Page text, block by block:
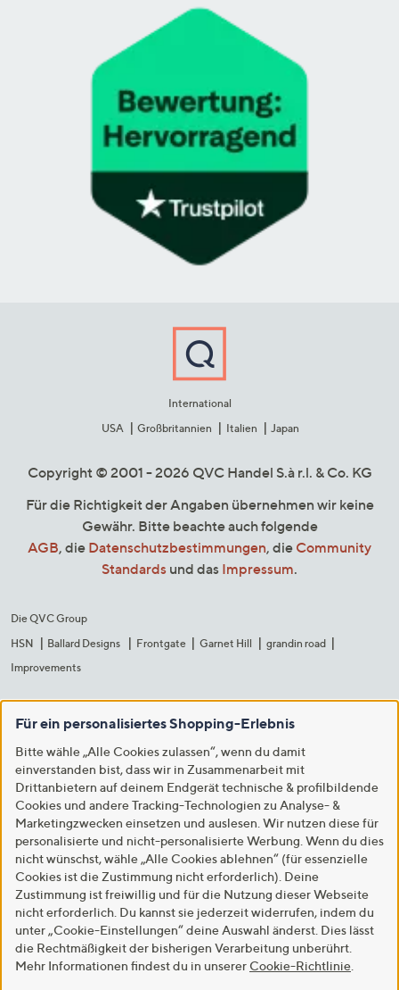
International
USA
Großbritannien Italien Japan
Copyright © 2001 - 2026 QVC Handel S.à r.l. & Co. KG
Für die Richtigkeit der Angaben übernehmen wir keine
Gewähr. Bitte beachte auch folgende
AGB, die Datenschutzbestimmungen, die Community
Standards und das Impressum.
Die QVC Group
HSN
Ballard Designs Frontgate Garnet Hill
grandin road
Improvements
Für ein personalisiertes Shopping-Erlebnis
Bitte wähle „Alle Cookies zulassen“, wenn du damit
einverstanden bist, dass wir in Zusammenarbeit mit
Drittanbietern auf deinem Endgerät technische & profilbildende
Cookies und andere Tracking-Technologien zu Analyse- &
Marketingzwecken einsetzen und auslesen. Wir nutzen diese für
personalisierte und nicht-personalisierte Werbung. Wenn du dies
nicht wünschst, wähle „Alle Cookies ablehnen“ (für essenzielle
Cookies ist die Zustimmung nicht erforderlich). Deine
Zustimmung ist freiwillig und für die Nutzung dieser Webseite
nicht erforderlich. Du kannst sie jederzeit widerrufen, indem du
unter „Cookie-Einstellungen“ deine Auswahl änderst. Dies lässt
die Rechtmäßigkeit der bisherigen Verarbeitung unberührt.
Mehr Informationen findest du in unserer Cookie-Richtlinie